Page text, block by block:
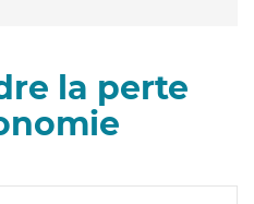
la perte